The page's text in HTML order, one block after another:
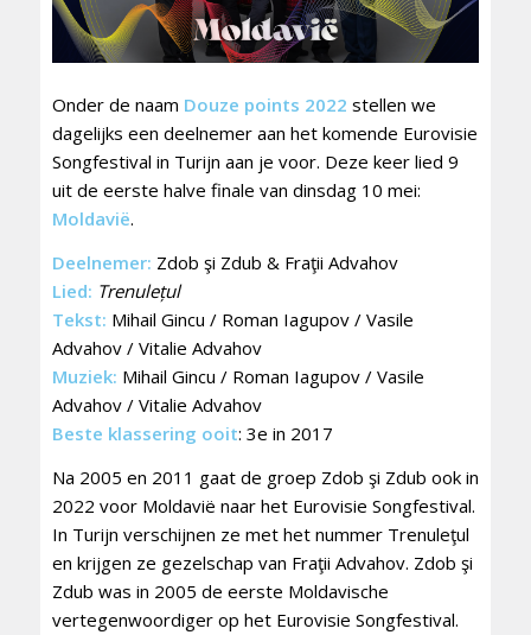
Onder de naam Douze points 2022 stellen we
dagelijks een deelnemer aan het komende Eurovisie
Songfestival in Turijn aan je voor. Deze keer lied 9
uit de eerste halve finale van dinsdag 10 mei:
Moldavië.
Deelnemer: Zdob şi Zdub & Fraţii Advahov
Lied: Trenulețul
Tekst: Mihail Gincu / Roman Iagupov / Vasile
Advahov / Vitalie Advahov
Muziek: Mihail Gincu / Roman Iagupov / Vasile
Advahov / Vitalie Advahov
Beste klassering ooit: 3e in 2017
Na 2005 en 2011 gaat de groep Zdob şi Zdub ook in
2022 voor Moldavië naar het Eurovisie Songfestival.
In Turijn verschijnen ze met het nummer Trenuleţul
en krijgen ze gezelschap van Fraţii Advahov. Zdob şi
Zdub was in 2005 de eerste Moldavische
vertegenwoordiger op het Eurovisie Songfestival.